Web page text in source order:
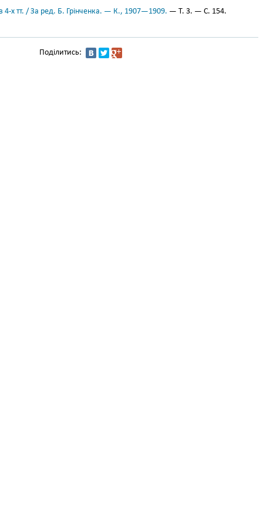
4-х тт. / За ред. Б. Грінченка. — К., 1907—1909. — Т. 3. — С. 154.
Поділитись: